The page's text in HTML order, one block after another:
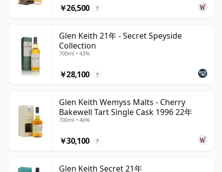
￥26,500 ?
Glen Keith 21年 - Secret Speyside
Collection
700ml • 43%
￥28,100 ?
Glen Keith Wemyss Malts - Cherry
Bakewell Tart Single Cask 1996 22年
700ml • 46%
￥30,100 ?
Glen Keith Secret 21年